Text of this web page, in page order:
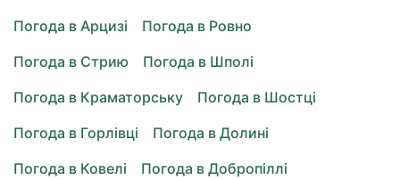
Погода в Арцизі
Погода в Ровно
Погода в Стрию
Погода в Шполі
Погода в Краматорську
Погода в Шостці
Погода в Горлівці
Погода в Долині
Погода в Ковелі
Погода в Добропіллі